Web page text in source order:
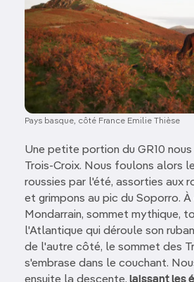
Pays basque, côté France Emilie Thièse
Une petite portion du GR10
Trois-Croix. Nous foulons alors
roussies par l'été, assorties aux
et grimpons au pic du Soporro. À
Mondarrain, sommet mythique,
l'Atlantique qui déroule son
de l'autre côté, le sommet des
s'embrase dans le couchant.